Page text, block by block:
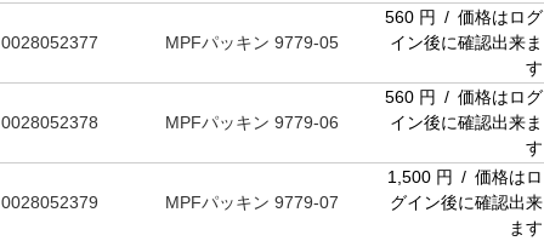
0028052377 MPFパッキン 9779-05
560 円 / 価格はログ
イン後に確認出来ま
す
0028052378 MPFパッキン 9779-06
560 円 / 価格はログ
イン後に確認出来ま
す
0028052379 MPFパッキン 9779-07
1,500 円 / 価格はロ
グイン後に確認出来
ます